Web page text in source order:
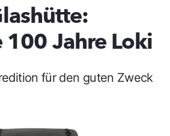
100 Jahre Loki
für den guten Zweck